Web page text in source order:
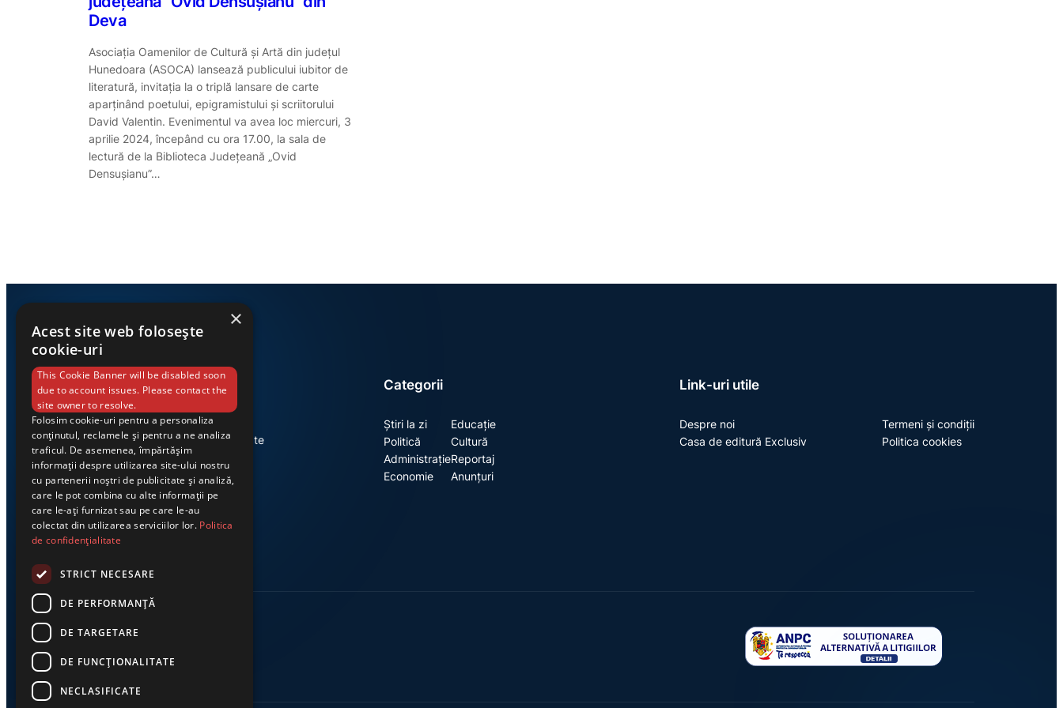
Deva
Asociaţia Oamenilor de Cultură şi Artă din judeţul
Hunedoara (ASOCA) lansează publicului iubitor de
literatură, invitația la o triplă lansare de carte
aparținând poetului, epigramistului și scriitorului
David Valentin. Evenimentul va avea loc miercuri, 3
aprilie 2024, începând cu ora 17.00, la sala de
lectură de la Biblioteca Județeană „Ovid
Densușianu”…
Știri din Valea Jiului, prezentate
corect și la timp. Ziarul Exclusiv te
conectează zi de zi la cele mai
importante evenimente din
regiune.
Categorii
Știri la zi
Politică
Administrație
Economie
Educație
Cultură
Reportaj
Anunțuri
Link-uri utile
Despre noi
Casa de editură Exclusiv
Termeni și condiții
Politica cookies
×
Acest site web folosește
cookie-uri
This Cookie Banner will be disabled soon
due to account issues. Please contact the
site owner to resolve.
Folosim cookie-uri pentru a personaliza
conținutul, reclamele și pentru a ne analiza
traficul. De asemenea, împărtășim
informații despre utilizarea site-ului nostru
cu partenerii noștri de publicitate și analiză,
care le pot combina cu alte informații pe
care le-ați furnizat sau pe care le-au
colectat din utilizarea serviciilor lor. Politica
de confidențialitate
STRICT NECESARE
DE PERFORMANȚĂ
DE TARGETARE
DE FUNCŢIONALITATE
NECLASIFICATE